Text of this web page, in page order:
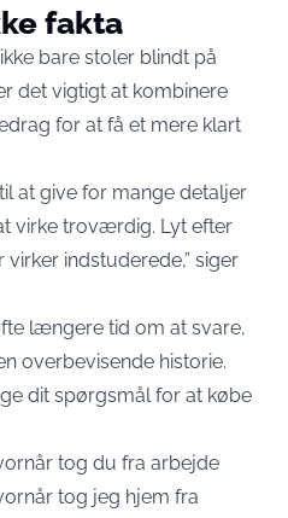
fakta
bare stoler blindt på
det vigtigt at kombinere
for at få et mere klart
at give for mange detaljer
virke troværdig. Lyt efter
indstuderede,” siger
længere tid om at svare,
overbevisende historie.
dit spørgsmål for at købe
tog du fra arbejde
tog jeg hjem fra